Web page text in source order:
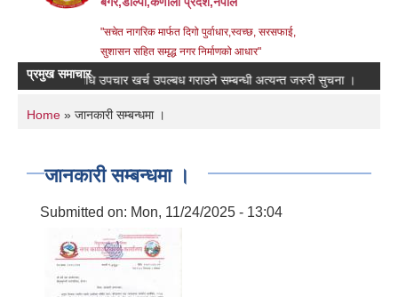
"सचेत नागरिक मार्फत दिगो पुर्वाधार,स्वच्छ, सरसफाई,
सुशासन सहित समृद्ध नगर निर्माणको आधार"
प्रमुख समाचार
‍‌औषधि उपचार खर्च उपल्बध गराउने सम्बन्धी अत्यन्त जरुरी सुचना ।
You are here
Home » जानकारी सम्बन्धमा ।
जानकारी सम्बन्धमा ।
Submitted on: Mon, 11/24/2025 - 13:04